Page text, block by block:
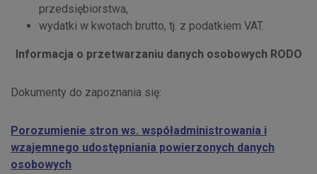
przedsiębiorstwa,
wydatki w kwotach brutto, tj. z podatkiem VAT.
Informacja o przetwarzaniu danych osobowych RODO
Dokumenty do zapoznania się:
Porozumienie stron ws. współadministrowania i
wzajemnego udostępniania powierzonych danych
osobowych